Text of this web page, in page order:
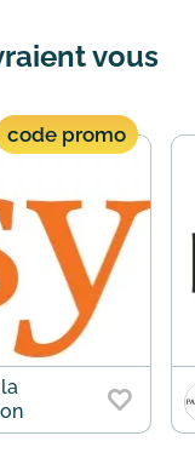
vous
code promo